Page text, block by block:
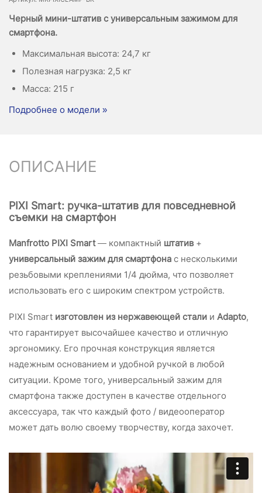
Черный мини-штатив с универсальным зажимом для
смартфона.
Максимальная высота: 24,7 кг
Полезная нагрузка: 2,5 кг
Масса: 215 г
Подробнее о модели »
ОПИСАНИЕ
PIXI Smart: ручка-штатив для повседневной
съемки на смартфон
Manfrotto PIXI Smart— компактный штатив+
универсальный зажим для смартфона с несколькими
резьбовыми креплениями 1/4 дюйма, что позволяет
использовать его с широким спектром устройств.
PIXI Smart изготовлен из нержавеющей стали и Adapto,
что гарантирует высочайшее качество и отличную
эргономику. Его прочная конструкция является
надежным основанием и удобной ручкой в любой
ситуации. Кроме того, универсальный зажим для
смартфона также доступен в качестве отдельного
аксессуара, так что каждый фото / видеооператор
может дать волю своему творчеству, когда захочет.